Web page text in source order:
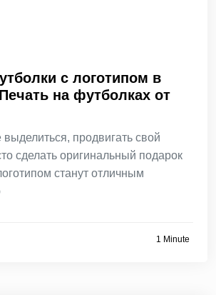
с логотипом в
на футболках от
продвигать свой
сделать оригинальный подарок
станут отличным
1 Minute